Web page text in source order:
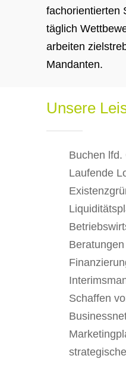
fachorientierten
täglich
arbeiten
Mandanten.
Unsere
Buchen lfd.
Laufende
Beratungen
Schaffen